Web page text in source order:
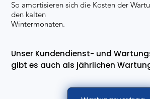
So amortisieren sich die Kosten der
den kalten
Wintermonaten.
Unser Kundendienst- und
gibt es auch als jährlichen